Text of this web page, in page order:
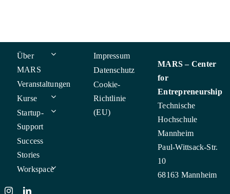
Über
MARS
Veranstaltungen
Kurse
Startup-
Support
Success
Stories
Workspace
Impressum
Datenschutz
Cookie-
Richtlinie
(EU)
MARS – Center
for
Entrepreneurship
Technische
Hochschule
Mannheim
Paul-Wittsack-Str.
10
68163 Mannheim